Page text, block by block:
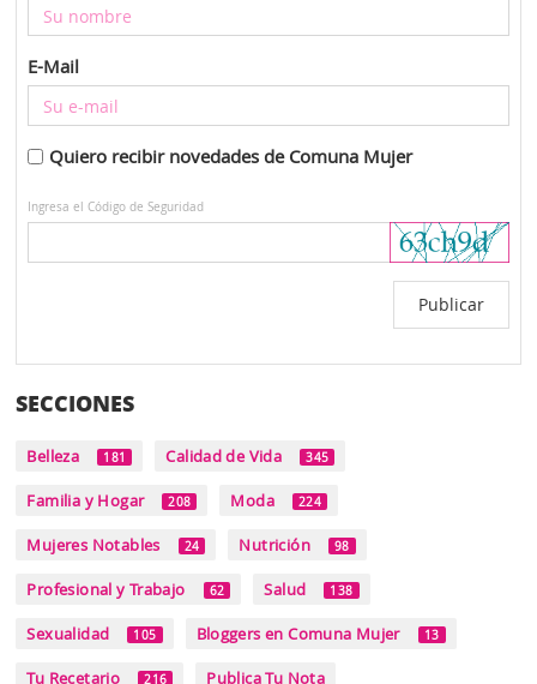
E-Mail
Quiero recibir novedades de Comuna Mujer
Ingresa el Código de Seguridad
SECCIONES
Belleza 181 Calidad de Vida 345
Familia y Hogar 208 Moda 224
Mujeres Notables 24 Nutrición 98
Profesional y Trabajo 62 Salud 138
Sexualidad 105 Bloggers en Comuna Mujer 13
Tu Recetario 216 Publica Tu Nota